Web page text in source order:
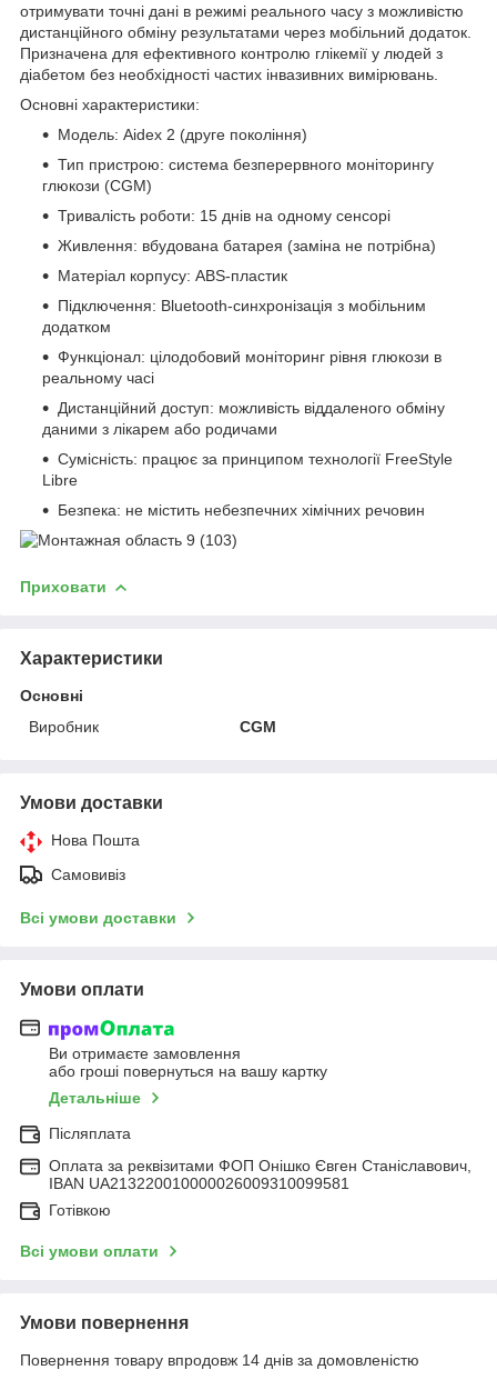
отримувати точні дані в режимі реального часу з можливістю
дистанційного обміну результатами через мобільний додаток.
Призначена для ефективного контролю глікемії у людей з
діабетом без необхідності частих інвазивних вимірювань.
Основні характеристики:
Модель: Aidex 2 (друге покоління)
Тип пристрою: система безперервного моніторингу
глюкози (CGM)
Тривалість роботи: 15 днів на одному сенсорі
Живлення: вбудована батарея (заміна не потрібна)
Матеріал корпусу: ABS-пластик
Підключення: Bluetooth-синхронізація з мобільним
додатком
Функціонал: цілодобовий моніторинг рівня глюкози в
реальному часі
Дистанційний доступ: можливість віддаленого обміну
даними з лікарем або родичами
Сумісність: працює за принципом технології FreeStyle
Libre
Безпека: не містить небезпечних хімічних речовин
Приховати
Характеристики
Основні
Виробник
CGM
Умови доставки
Нова Пошта
Самовивіз
Всі умови доставки
Умови оплати
Ви отримаєте замовлення
або гроші повернуться на вашу картку
Детальніше
Післяплата
Оплата за реквізитами ФОП Онішко Євген Станіславович,
IBAN UA213220010000026009310099581
Готівкою
Всі умови оплати
Умови повернення
Повернення товару впродовж 14 днів за домовленістю